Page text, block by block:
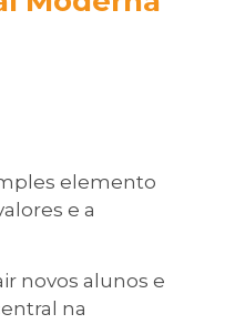
elemento
e a
novos alunos e
na